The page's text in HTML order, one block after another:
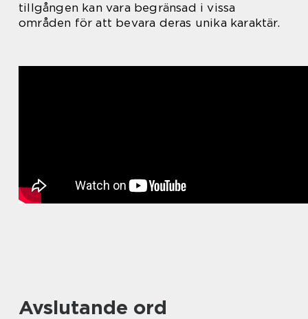
tillgången kan vara begränsad i vissa
områden för att bevara deras unika karaktär.
Avslutande ord